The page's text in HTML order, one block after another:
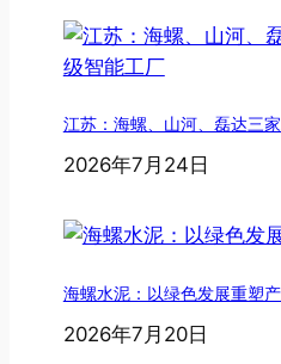
江苏：海螺、山河、磊达三
2026年7月24日
海螺水泥：以绿色发展重塑
2026年7月20日